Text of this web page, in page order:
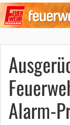
Alarm-